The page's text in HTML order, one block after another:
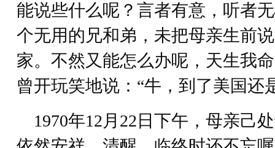
能说些什么呢？言者有意，听者
个无用的兄和弟，未把母亲生前
家。不然又能怎么办呢，天生我
曾开玩笑地说：“牛，到了美国还
1970年12月22日下午，母亲己